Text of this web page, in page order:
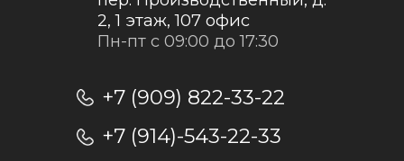
Отправить заявку
Отправляя заявку, я даю согласие на
обработку персональных данных